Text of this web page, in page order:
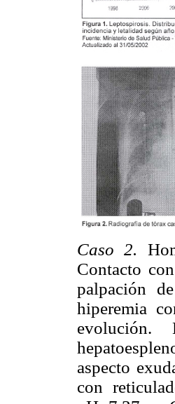
Caso 2.
Contacto
palpación
hiperemia
evolución.
aspecto
con